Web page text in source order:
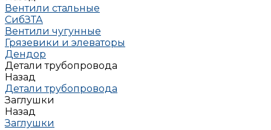
Вентили стальные
СибЗТА
Вентили чугунные
Грязевики и элеваторы
Дендор
Детали трубопровода
Назад
Детали трубопровода
Заглушки
Назад
Заглушки